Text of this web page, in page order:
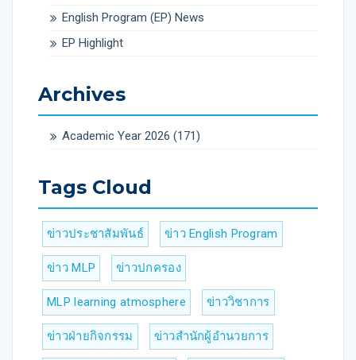
English Program (EP) News
EP Highlight
Archives
Academic Year 2026 (171)
Tags Cloud
ข่าวประชาสัมพันธ์ ข่าว English Program
ข่าว MLP ข่าวปกครอง
MLP learning atmosphere ข่าววิชาการ
ข่าวฝ่ายกิจกรรม ข่าวสำนักผู้อำนวยการ